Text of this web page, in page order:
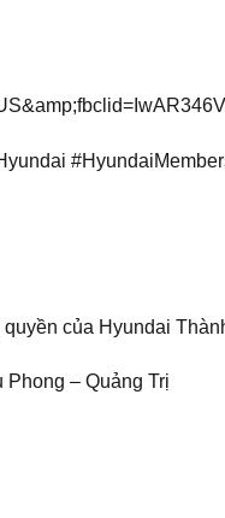
của Hyundai
Phong – Quảng Trị